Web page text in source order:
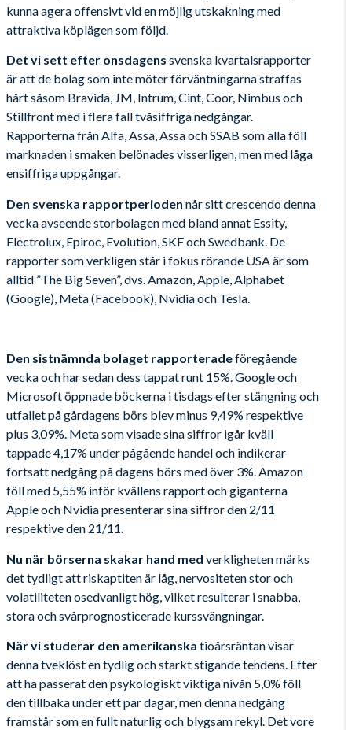
kunna agera offensivt vid en möjlig utskakning med
attraktiva köplägen som följd.
Det vi sett efter onsdagens svenska kvartalsrapporter
är att de bolag som inte möter förväntningarna straffas
hårt såsom Bravida, JM, Intrum, Cint, Coor, Nimbus och
Stillfront med i flera fall tvåsiffriga nedgångar.
Rapporterna från Alfa, Assa, Assa och SSAB som alla föll
marknaden i smaken belönades visserligen, men med låga
ensiffriga uppgångar.
Den svenska rapportperioden når sitt crescendo denna
vecka avseende storbolagen med bland annat Essity,
Electrolux, Epiroc, Evolution, SKF och Swedbank. De
rapporter som verkligen står i fokus rörande USA är som
alltid ”The Big Seven”, dvs. Amazon, Apple, Alphabet
(Google), Meta (Facebook), Nvidia och Tesla.
Den sistnämnda bolaget rapporteradeföregående
vecka och har sedan dess tappat runt 15%. Google och
Microsoft öppnade böckerna i tisdags efter stängning och
utfallet på gårdagens börs blev minus 9,49% respektive
plus 3,09%. Meta som visade sina siffror igår kväll
tappade 4,17% under pågående handel och indikerar
fortsatt nedgång på dagens börs med över 3%. Amazon
föll med 5,55% inför kvällens rapport och giganterna
Apple och Nvidia presenterar sina siffror den 2/11
respektive den 21/11.
Nu när börserna skakar hand med verkligheten märks
det tydligt att riskaptiten är låg, nervositeten stor och
volatiliteten osedvanligt hög, vilket resulterar i snabba,
stora och svårprognosticerade kurssvängningar.
När vi studerar den amerikanska tioårsräntan visar
denna tveklöst en tydlig och starkt stigande tendens. Efter
att ha passerat den psykologiskt viktiga nivån 5,0% föll
den tillbaka under ett par dagar, men denna nedgång
framstår som en fullt naturlig och blygsam rekyl. Det vore